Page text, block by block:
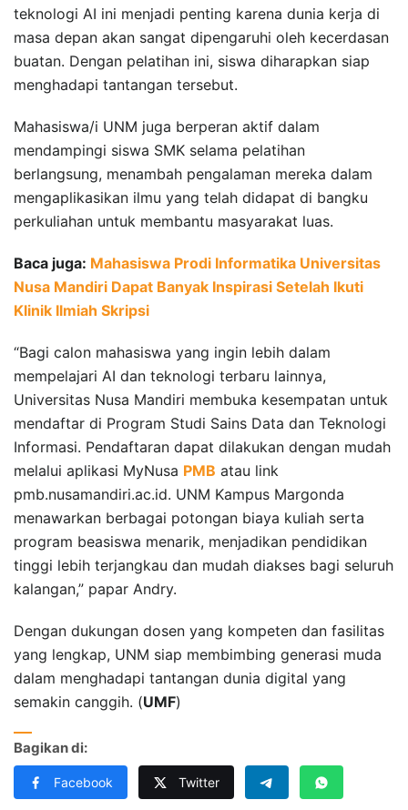
teknologi AI ini menjadi penting karena dunia kerja di
masa depan akan sangat dipengaruhi oleh kecerdasan
buatan. Dengan pelatihan ini, siswa diharapkan siap
menghadapi tantangan tersebut.
Mahasiswa/i UNM juga berperan aktif dalam
mendampingi siswa SMK selama pelatihan
berlangsung, menambah pengalaman mereka dalam
mengaplikasikan ilmu yang telah didapat di bangku
perkuliahan untuk membantu masyarakat luas.
Baca juga: Mahasiswa Prodi Informatika Universitas
Nusa Mandiri Dapat Banyak Inspirasi Setelah Ikuti
Klinik Ilmiah Skripsi
“Bagi calon mahasiswa yang ingin lebih dalam
mempelajari AI dan teknologi terbaru lainnya,
Universitas Nusa Mandiri membuka kesempatan untuk
mendaftar di Program Studi Sains Data dan Teknologi
Informasi. Pendaftaran dapat dilakukan dengan mudah
melalui aplikasi MyNusa PMB atau link
pmb.nusamandiri.ac.id. UNM Kampus Margonda
menawarkan berbagai potongan biaya kuliah serta
program beasiswa menarik, menjadikan pendidikan
tinggi lebih terjangkau dan mudah diakses bagi seluruh
kalangan,” papar Andry.
Dengan dukungan dosen yang kompeten dan fasilitas
yang lengkap, UNM siap membimbing generasi muda
dalam menghadapi tantangan dunia digital yang
semakin canggih. (UMF)
Bagikan di:
Facebook Twitter